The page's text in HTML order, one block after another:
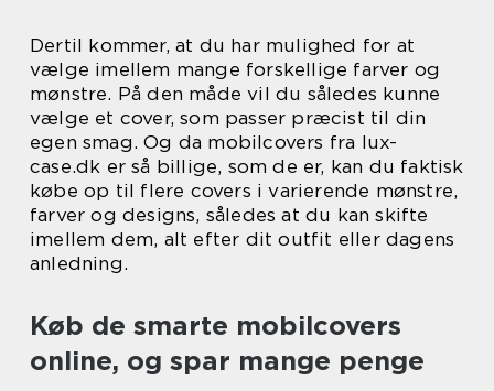
Dertil kommer, at du har mulighed for at
vælge imellem mange forskellige farver og
mønstre. På den måde vil du således kunne
vælge et cover, som passer præcist til din
egen smag. Og da mobilcovers fra lux-
case.dk er så billige, som de er, kan du faktisk
købe op til flere covers i varierende mønstre,
farver og designs, således at du kan skifte
imellem dem, alt efter dit outfit eller dagens
anledning.
Køb de smarte mobilcovers
online, og spar mange penge